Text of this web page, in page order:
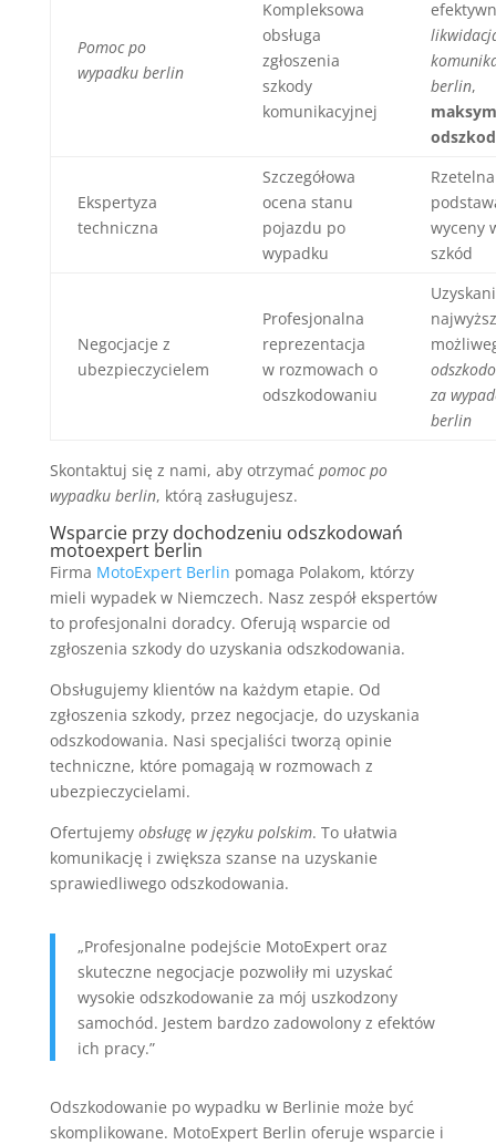
Pomoc po
wypadku berlin
Kompleksowa
obsługa
zgłoszenia
szkody
komunikacyjnej
berlin,
Ekspertyza
techniczna
Szczegółowa
ocena stanu
pojazdu po
wypadku
Rzetelna
wyceny
szkód
Negocjacje z
ubezpieczycielem
Profesjonalna
reprezentacja
w rozmowach o
odszkodowaniu
za
berlin
Skontaktuj się z nami, aby otrzymać pomoc po
wypadku berlin, którą zasługujesz.
Wsparcie przy dochodzeniu odszkodowań
motoexpert berlin
Firma MotoExpert Berlin pomaga Polakom, którzy
mieli wypadek w Niemczech. Nasz zespół ekspertów
to profesjonalni doradcy. Oferują wsparcie od
zgłoszenia szkody do uzyskania odszkodowania.
Obsługujemy klientów na każdym etapie. Od
zgłoszenia szkody, przez negocjacje, do uzyskania
odszkodowania. Nasi specjaliści tworzą opinie
techniczne, które pomagają w rozmowach z
ubezpieczycielami.
Ofertujemy obsługę w języku polskim. To ułatwia
komunikację i zwiększa szanse na uzyskanie
sprawiedliwego odszkodowania.
„Profesjonalne podejście MotoExpert oraz
skuteczne negocjacje pozwoliły mi uzyskać
wysokie odszkodowanie za mój uszkodzony
samochód. Jestem bardzo zadowolony z efektów
ich pracy.”
Odszkodowanie po wypadku w Berlinie może być
skomplikowane. MotoExpert Berlin oferuje wsparcie i